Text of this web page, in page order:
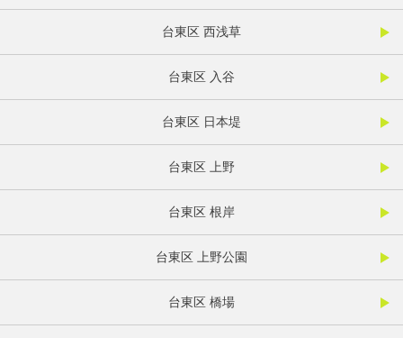
台東区 西浅草
台東区 入谷
台東区 日本堤
台東区 上野
台東区 根岸
台東区 上野公園
台東区 橋場